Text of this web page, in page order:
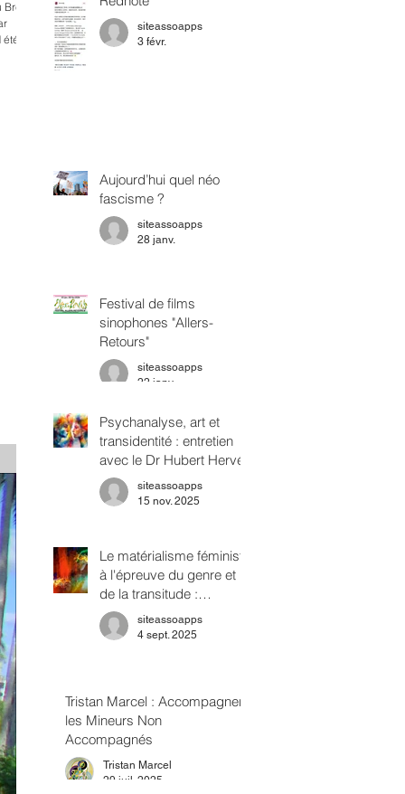
siteassoapps
3 févr.
Aujourd’hui quel néo
fascisme ?
siteassoapps
28 janv.
Festival de films
sinophones "Allers-
Retours"
siteassoapps
22 janv.
Psychanalyse, art et
transidentité : entretien
avec le Dr Hubert Hervé
siteassoapps
15 nov. 2025
Le matérialisme féministe
à l'épreuve du genre et
de la transitude :
repenser l'oppression en
termes de classes
siteassoapps
4 sept. 2025
Tristan Marcel : Accompagner
les Mineurs Non
Accompagnés
Tristan Marcel
29 juil. 2025